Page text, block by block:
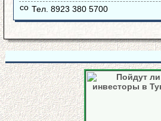
Тел. 8923 380 5700